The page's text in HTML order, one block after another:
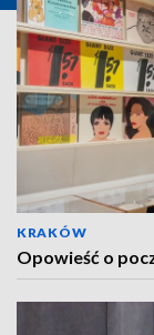
KRAKÓW
Opowieść o